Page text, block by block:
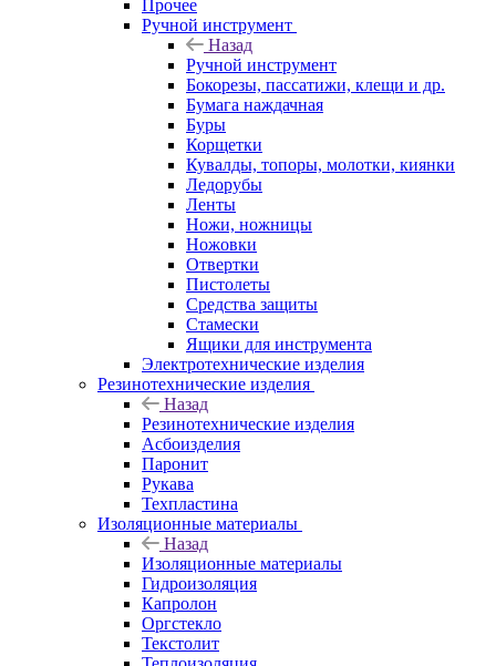
Прочее
Ручной инструмент
Назад
Ручной инструмент
Бокорезы, пассатижи, клещи и др.
Бумага наждачная
Буры
Корщетки
Кувалды, топоры, молотки, киянки
Ледорубы
Ленты
Ножи, ножницы
Ножовки
Отвертки
Пистолеты
Средства защиты
Стамески
Ящики для инструмента
Электротехнические изделия
Резинотехнические изделия
Назад
Резинотехнические изделия
Асбоизделия
Паронит
Рукава
Техпластина
Изоляционные материалы
Назад
Изоляционные материалы
Гидроизоляция
Капролон
Оргстекло
Текстолит